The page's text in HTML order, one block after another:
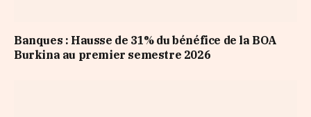
Banques : Hausse de 31% du bénéfice de la BOA
Burkina au premier semestre 2026